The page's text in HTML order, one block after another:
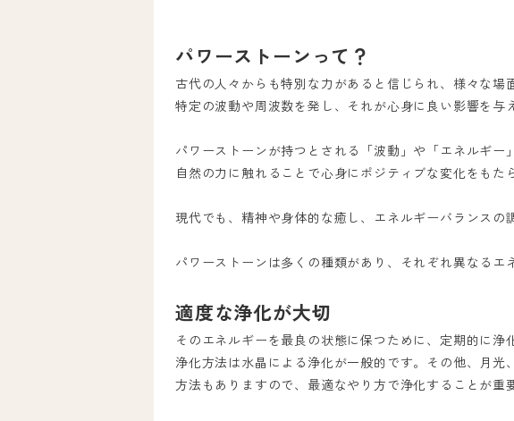
パワーストーンって？
古代の人々からも特別な力があると信じられ、様々な場
特定の波動や周波数を発し、それが心身に良い影響を与
パワーストーンが持つとされる「波動」や「エネルギ
自然の力に触れることで心身にポジティブな変化をもた
現代でも、精神や身体的な癒し、エネルギーバランス
パワーストーンは多くの種類があり、それぞれ異なるエ
適度な浄化が大切
そのエネルギーを最良の状態に保つために、定期的に浄
浄化方法は水晶による浄化が一般的です。その他、月
方法もありますので、最適なやり方で浄化することが重